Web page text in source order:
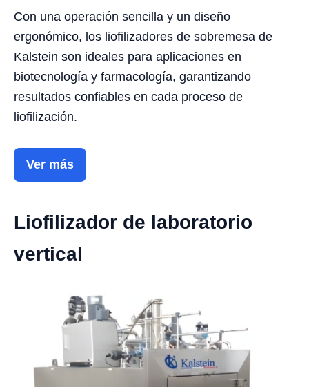
Con una operación sencilla y un diseño
ergonómico, los liofilizadores de sobremesa de
Kalstein son ideales para aplicaciones en
biotecnología y farmacología, garantizando
resultados confiables en cada proceso de
liofilización.
Ver más
Liofilizador de laboratorio
vertical